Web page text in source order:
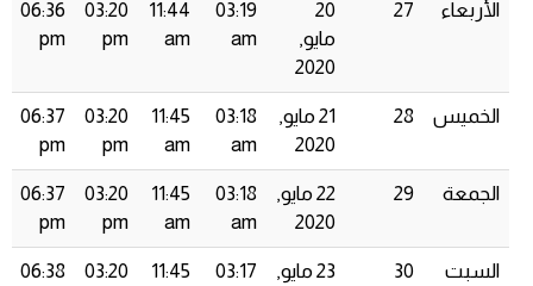
الأربعاء 27
20
مايو,
2020
03:19
am
11:44
am
03:20
pm
06:36
pm
الخميس 28
21 مايو,
2020
03:18
am
11:45
am
03:20
pm
06:37
pm
الجمعة 29
22 مايو,
2020
03:18
am
11:45
am
03:20
pm
06:37
pm
السبت 30
23 مايو,
03:17
11:45
03:20
06:38